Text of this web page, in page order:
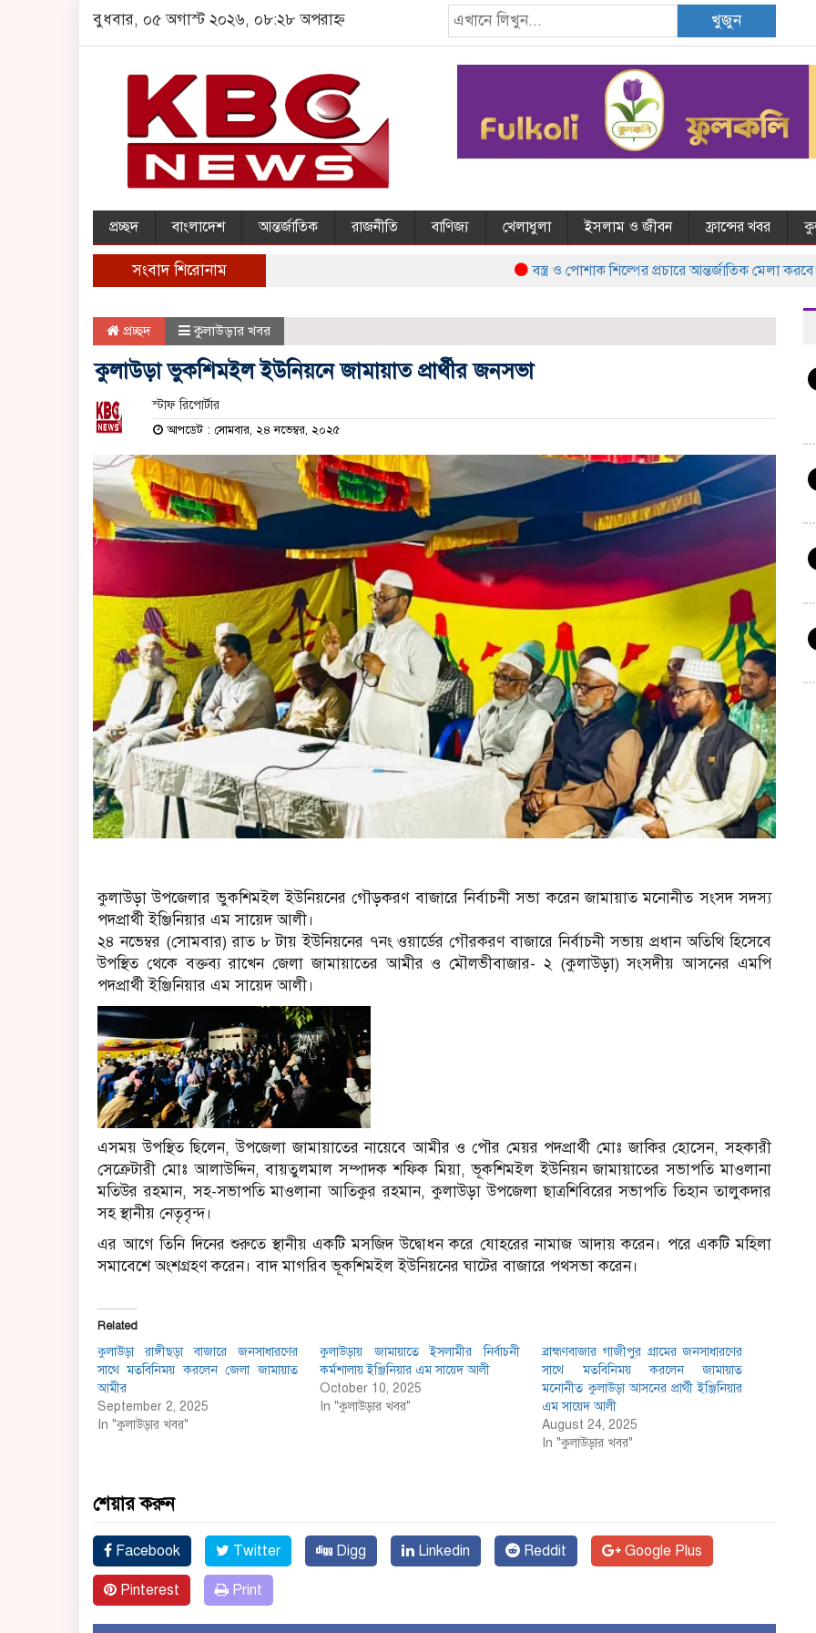
বুধবার, ০৫ অগাস্ট ২০২৬, ০৮:২৮ অপরাহ্ন খুজুন
প্রচ্ছদ বাংলাদেশ আন্তর্জাতিক রাজনীতি বাণিজ্য খেলাধুলা ইসলাম ও জীবন ফ্রান্সের খবর
সংবাদ শিরোনাম বস্ত্র ও পোশাক শিল্পের প্রচারে আন্তর্জাতিক মেলা করবে
প্রচ্ছদ কুলাউড়ার খবর
কুলাউড়া ভুকশিমইল ইউনিয়নে জামায়াত প্রার্থীর জনসভা
স্টাফ রিপোর্টার
আপডেট : সোমবার, ২৪ নভেম্বর, ২০২৫
কুলাউড়া উপজেলার ভুকশিমইল ইউনিয়নের গৌড়করণ বাজারে নির্বাচনী সভা করেন জামায়াত মনোনীত সংসদ সদস্য
পদপ্রার্থী ইঞ্জিনিয়ার এম সায়েদ আলী।
২৪ নভেম্বর (সোমবার) রাত ৮ টায় ইউনিয়নের ৭নং ওয়ার্ডের গৌরকরণ বাজারে নির্বাচনী সভায় প্রধান অতিথি হিসেবে
উপস্থিত থেকে বক্তব্য রাখেন জেলা জামায়াতের আমীর ও মৌলভীবাজার- ২ (কুলাউড়া) সংসদীয় আসনের এমপি
পদপ্রার্থী ইঞ্জিনিয়ার এম সায়েদ আলী।
এসময় উপস্থিত ছিলেন, উপজেলা জামায়াতের নায়েবে আমীর ও পৌর মেয়র পদপ্রার্থী মোঃ জাকির হোসেন, সহকারী
সেক্রেটারী মোঃ আলাউদ্দিন, বায়তুলমাল সম্পাদক শফিক মিয়া, ভূকশিমইল ইউনিয়ন জামায়াতের সভাপতি মাওলানা
মতিউর রহমান, সহ-সভাপতি মাওলানা আতিকুর রহমান, কুলাউড়া উপজেলা ছাত্রশিবিরের সভাপতি তিহান তালুকদার
সহ স্থানীয় নেতৃবৃন্দ।
এর আগে তিনি দিনের শুরুতে স্থানীয় একটি মসজিদ উদ্বোধন করে যোহরের নামাজ আদায় করেন। পরে একটি মহিলা
সমাবেশে অংশগ্রহণ করেন। বাদ মাগরিব ভূকশিমইল ইউনিয়নের ঘাটের বাজারে পথসভা করেন।
Related
কুলাউড়া রাঙ্গীছড়া বাজারে জনসাধারণের
সাথে মতবিনিময় করলেন জেলা জামায়াত
আমীর
September 2, 2025
In "কুলাউড়ার খবর"
কুলাউড়ায় জামায়াতে ইসলামীর নির্বাচনী
কর্মশালায় ইঞ্জিনিয়ার এম সায়েদ আলী
October 10, 2025
In "কুলাউড়ার খবর"
ব্রাহ্মণবাজার গাজীপুর গ্রামের জনসাধারণের
সাথে মতবিনিময় করলেন জামায়াত
মনোনীত কুলাউড়া আসনের প্রার্থী ইঞ্জিনিয়ার
এম সায়েদ আলী
August 24, 2025
In "কুলাউড়ার খবর"
শেয়ার করুন
Facebook Twitter Digg Linkedin Reddit Google Plus
Pinterest Print